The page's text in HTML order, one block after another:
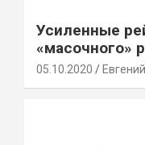
Усиленные
«масочного»
05.10.2020 Евгений